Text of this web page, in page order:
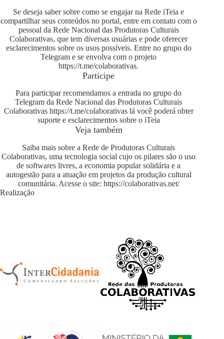
Se deseja saber sobre como se engajar na Rede iTeia e
compartilhar seus conteúdos no portal, entre em contato com o
pessoal da Rede Nacional das Produtoras Culturais
Colaborativas, que tem diversas usuárias e pode oferecer
esclarecimentos sobre os usos possíveis. Entre no grupo do
Telegram e se envolva com o projeto
https://t.me/colaborativas.
Participe
Para participar recomendamos a entrada no grupo do
Telegram da Rede Nacional das Produtoras Culturais
Colaborativas https://t.me/colaborativaslá você poderá obter
suporte e esclarecimentos sobre o iTeia
Veja também
Saiba mais sobre a Rede de Produtoras Culturais
Colaborativas, uma tecnologia social cujo os pilares são o uso
de softwares livres, a economia popular solidária e a
autogestão para a atuação em projetos da produção cultural
comunitária. Acesse o site: https://colaborativas.net/
Realização